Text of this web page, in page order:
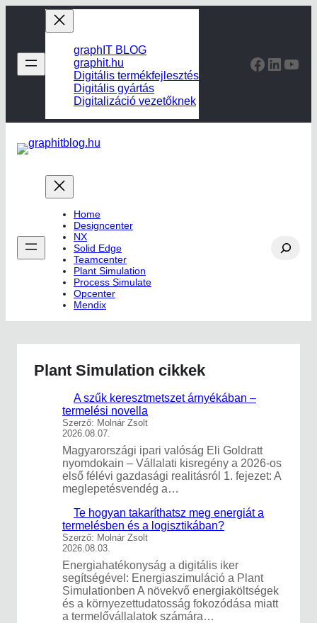
tartalomhoz
graphIT BLOG
graphit.hu
Digitális termékfejlesztés
Digitális gyártás
Digitalizáció vezetőknek
Home
Designcenter
NX
Solid Edge
Teamcenter
Plant Simulation
Process Simulate
Opcenter
Mendix
Search
Plant Simulation cikkek
A szűk keresztmetszet árnyékában –
termelési novella
Szerző: Molnár Zsolt
2026.08.07.
Magyarországi ipari valóság Eli Goldratt
nyomdokain – Vállalati kisregény a 2026-os
első félévi gazdasági realitásról 1. fejezet: A
meglepetésvendég a…
Te hogyan takaríthatsz meg energiát a
termelésben és a logisztikában?
Szerző: Molnár Zsolt
2026.08.03.
Energiahatékonyság a digitális iker
segítségével: Energiaszimuláció a Plant
Simulationben A növekvő energiaköltségek
és a környezettudatosság fokozódása miatt
a termelővállalatok számára…